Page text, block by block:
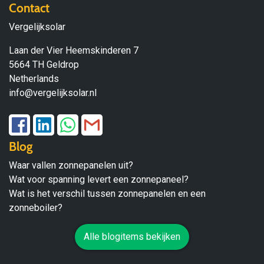
Contact
Vergelijksolar
Laan der Vier Heemskinderen 7
5664 TH Geldrop
Netherlands
info@vergelijksolar.nl
Blog
Waar vallen zonnepanelen uit?
Wat voor spanning levert een zonnepaneel?
Wat is het verschil tussen zonnepanelen en een
zonneboiler?
Alle blogitems bekijken